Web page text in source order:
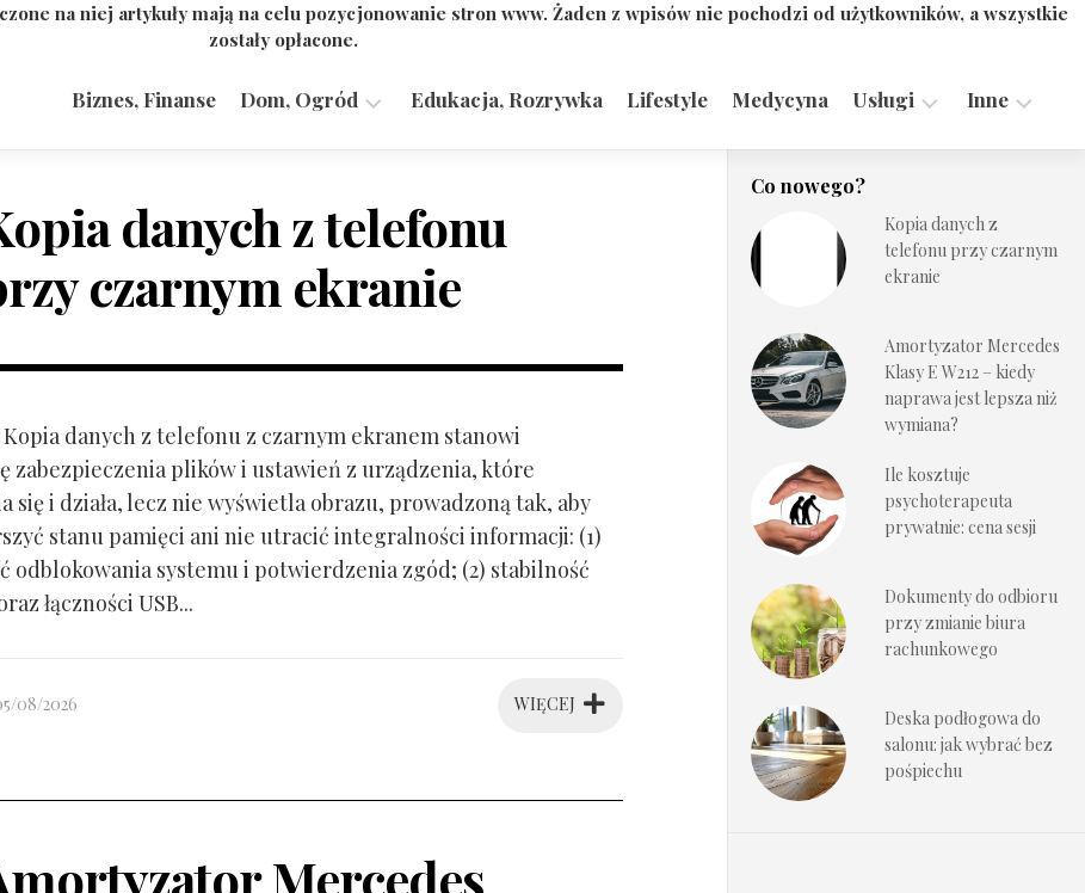
na niej artykuły mają na celu pozycjonowanie stron www. Żaden z wpisów nie pochodzi od użytkowników, a wszystkie
zostały opłacone.
Biznes, Finanse Dom, Ogród Edukacja, Rozrywka Lifestyle Medycyna Usługi
Technologie
Inne
danych z telefonu
czarnym ekranie
danych z telefonu z czarnym ekranem stanowi
zabezpieczenia plików i ustawień z urządzenia, które
się i działa, lecz nie wyświetla obrazu, prowadzoną tak, aby
stanu pamięci ani nie utracić integralności informacji: (1)
odblokowania systemu i potwierdzenia zgód; (2) stabilność
łączności USB...
WIĘCEJ
08/2026
Mercedes
Co nowego?
Kopia danych z
telefonu przy czarnym
ekranie
Amortyzator Mercedes
Klasy E W212 – kiedy
naprawa jest lepsza niż
wymiana?
Ile kosztuje
psychoterapeuta
prywatnie: cena sesji
Dokumenty do odbioru
przy zmianie biura
rachunkowego
Deska podłogowa do
salonu: jak wybrać bez
pośpiechu